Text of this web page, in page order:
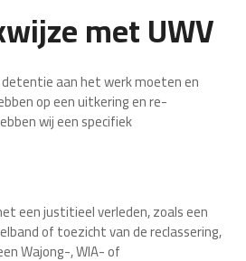
met UWV
aan het werk moeten en
op een uitkering en re-
wij een specifiek
een justitieel verleden, zoals een
of toezicht van de reclassering,
Wajong-, WIA- of